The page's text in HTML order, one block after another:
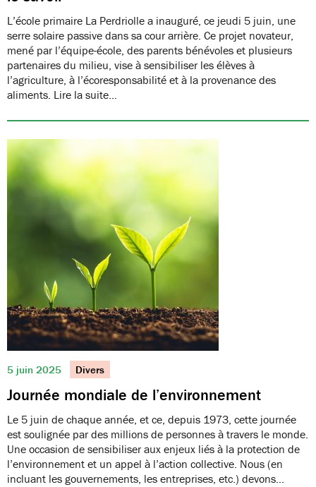
L’école primaire La Perdriolle a inauguré, ce jeudi 5 juin, une
serre solaire passive dans sa cour arrière. Ce projet novateur,
mené par l’équipe-école, des parents bénévoles et plusieurs
partenaires du milieu, vise à sensibiliser les élèves à
l’agriculture, à l’écoresponsabilité et à la provenance des
aliments. Lire la suite…
5 juin 2025 Divers
Journée mondiale de l’environnement
Le 5 juin de chaque année, et ce, depuis 1973, cette journée
est soulignée par des millions de personnes à travers le monde.
Une occasion de sensibiliser aux enjeux liés à la protection de
l’environnement et un appel à l’action collective. Nous (en
incluant les gouvernements, les entreprises, etc.) devons…